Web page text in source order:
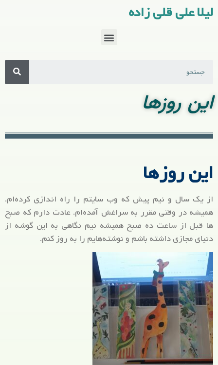
لیلا علی قلی زاده
این روزها
این روزها
از یک سال و نیم پیش که وب سایتم را راه اندازی کرده‌ام.
همیشه در وقتی مقرر به سراغش آمده‌ام. عادت دارم که صبح
ها قبل از ساعت ده صبح همیشه نیم نگاهی به این گوشه از
دنیای مجازی‌ داشته باشم و نوشته‌هایم را به روز کنم.